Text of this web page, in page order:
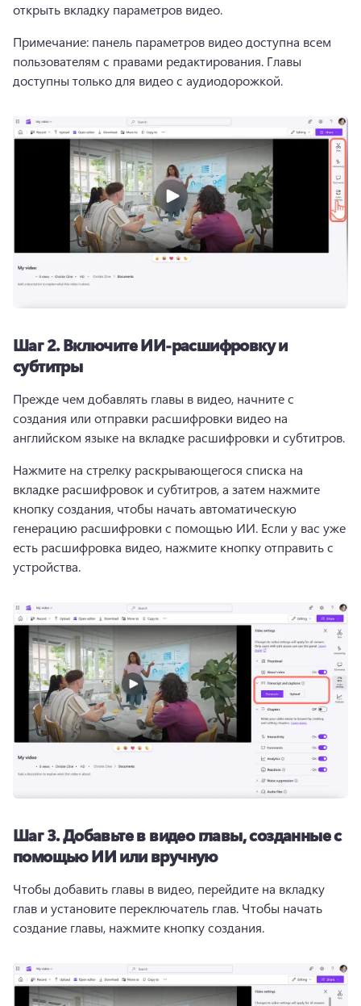
открыть вкладку параметров видео.
Примечание: панель параметров видео доступна всем
пользователям с правами редактирования. Главы
доступны только для видео с аудиодорожкой.
Шаг 2.Включите ИИ-расшифровку и
субтитры
Прежде чем добавлять главы в видео, начните с
создания или отправки расшифровки видео на
английском языке на вкладке расшифровки и субтитров.
Нажмите на стрелку раскрывающегося списка на
вкладке расшифровок и субтитров, а затем нажмите
кнопку создания, чтобы начать автоматическую
генерацию расшифровки с помощью ИИ. Если у вас уже
есть расшифровка видео, нажмите кнопку отправить с
устройства.
Шаг 3.Добавьте в видео главы, созданные с
помощью ИИ или вручную
Чтобы добавить главы в видео, перейдите на вкладку
глав и установите переключатель глав. Чтобы начать
создание главы, нажмите кнопку создания.